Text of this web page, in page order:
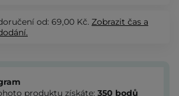
od: 69,00 Kč. Zobrazit čas a
produktu získáte: 350 bodů